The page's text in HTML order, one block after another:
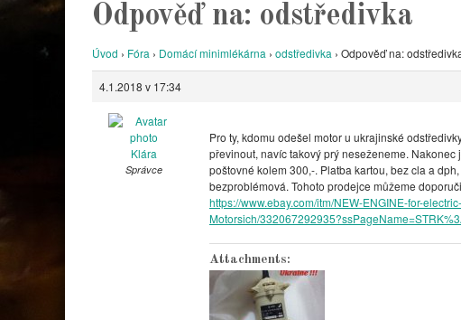
Odpověď na: odstředivka
Úvod › Fóra › Domácí minimlékárna › odstředivka › Odpověď na:
4.1.2018 v 17:34
Klára
Správce
Pro ty, kdomu odešel motor u ukrajinské
převinout, navíc takový prý neseženeme.
poštovné kolem 300,-. Platba kartou, bez cla a
bezproblémová. Tohoto prodejce můžeme
https://www.ebay.com/itm/NEW-ENGINE-for-
Motorsich/
Attachments: